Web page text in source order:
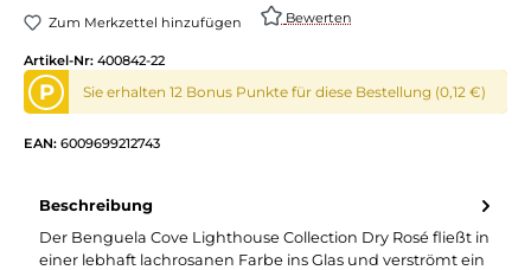
Zum Merkzettel hinzufügen Bewerten
Artikel-Nr: 400842-22
P Sie erhalten 12 Bonus Punkte für diese Bestellung (0,12 €)
EAN: 6009699212743
Beschreibung
Der Benguela Cove Lighthouse Collection Dry Rosé fließt in
einer lebhaft lachrosanen Farbe ins Glas und verströmt ein